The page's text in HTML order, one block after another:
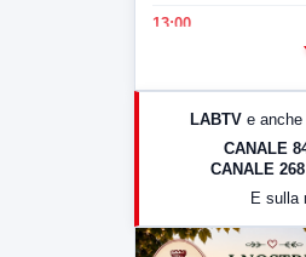
13:00
23:00
LABTV e
CANALE
CANALE 268
E sulla